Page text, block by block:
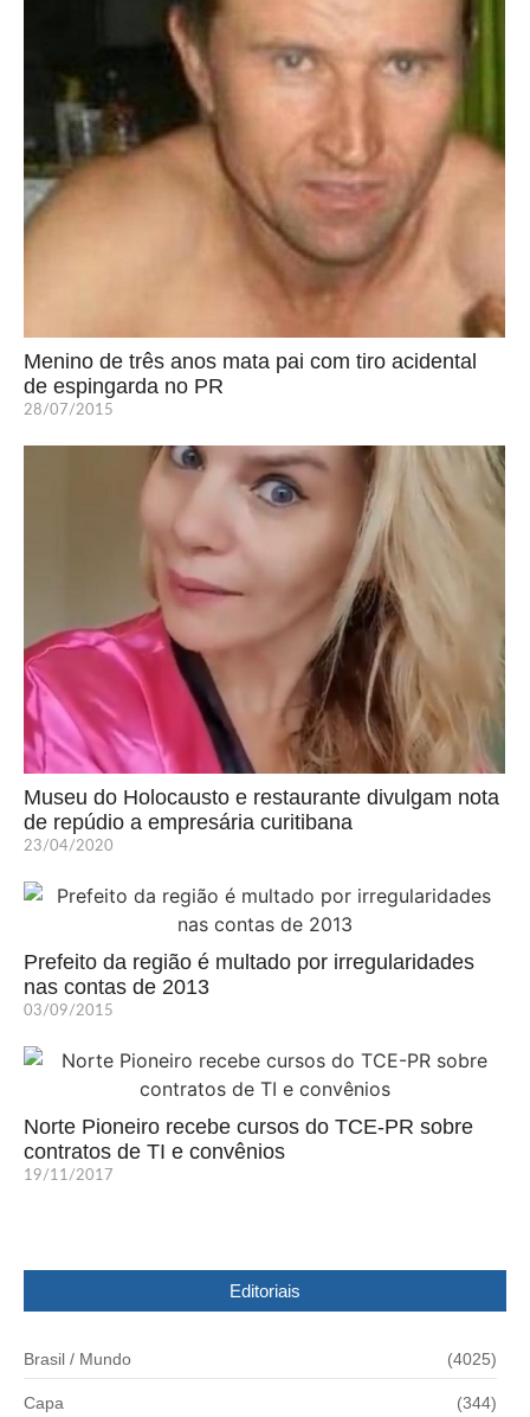
Menino de três anos mata pai com tiro acidental
de espingarda no PR
28/07/2015
Museu do Holocausto e restaurante divulgam nota
de repúdio a empresária curitibana
23/04/2020
Prefeito da região é multado por irregularidades
nas contas de 2013
03/09/2015
Norte Pioneiro recebe cursos do TCE-PR sobre
contratos de TI e convênios
19/11/2017
Editoriais
Brasil / Mundo (4025)
Capa (344)